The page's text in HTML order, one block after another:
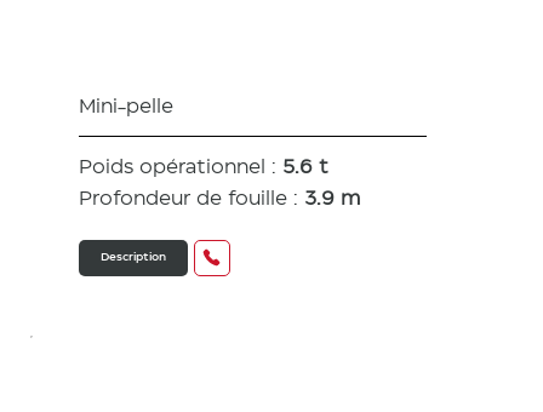
Mini-pelle
Poids opérationnel : 5.6 t
Profondeur de fouille : 3.9 m
Description